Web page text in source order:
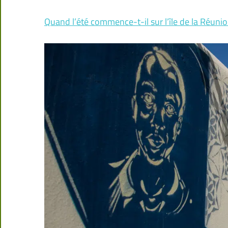
Quand l’été commence-t-il sur l’île de la